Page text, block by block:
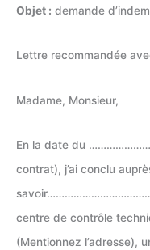
Objet : demande
Lettre recommandée
Madame, Monsieur,
En la date du
contrat), j’ai conclu
savoir………………………………
centre de contrôle
(Mentionnez l’adresse),